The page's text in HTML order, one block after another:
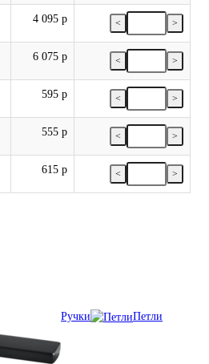
4 095 р < >
6 075 р < >
595 р < >
555 р < >
615 р < >
Ручки Петли